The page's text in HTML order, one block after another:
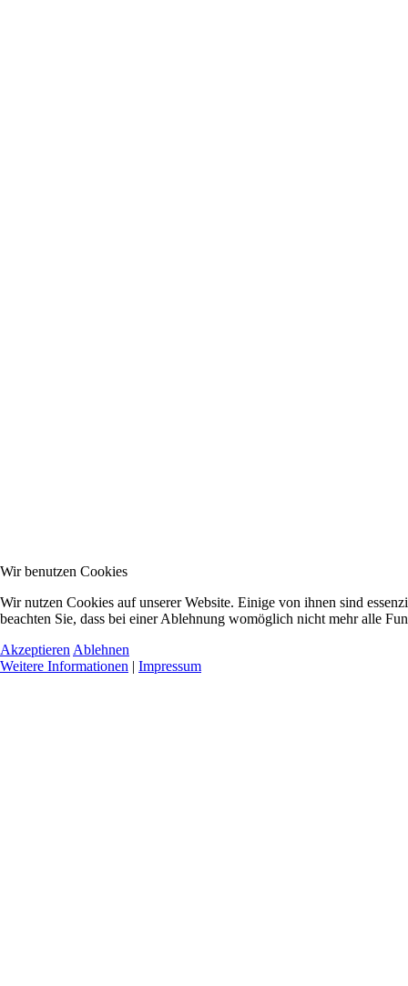
Wir benutzen Cookies
Wir nutzen Cookies auf unserer Website. Einige von ihnen sind
beachten Sie, dass bei einer Ablehnung womöglich nicht mehr alle
Akzeptieren Ablehnen
Weitere Informationen | Impressum